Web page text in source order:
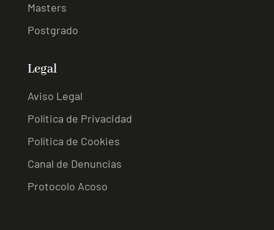
Masters
Postgrado
Legal
Aviso Legal
Política de Privacidad
Política de Cookies
Canal de Denuncias
Protocolo Acoso